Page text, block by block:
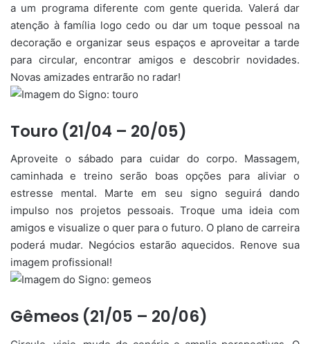
a um programa diferente com gente querida. Valerá dar
atenção à família logo cedo ou dar um toque pessoal na
decoração e organizar seus espaços e aproveitar a tarde
para circular, encontrar amigos e descobrir novidades.
Novas amizades entrarão no radar!
Touro (21/04 – 20/05)
Aproveite o sábado para cuidar do corpo. Massagem,
caminhada e treino serão boas opções para aliviar o
estresse mental. Marte em seu signo seguirá dando
impulso nos projetos pessoais. Troque uma ideia com
amigos e visualize o quer para o futuro. O plano de carreira
poderá mudar. Negócios estarão aquecidos. Renove sua
imagem profissional!
Gêmeos (21/05 – 20/06)